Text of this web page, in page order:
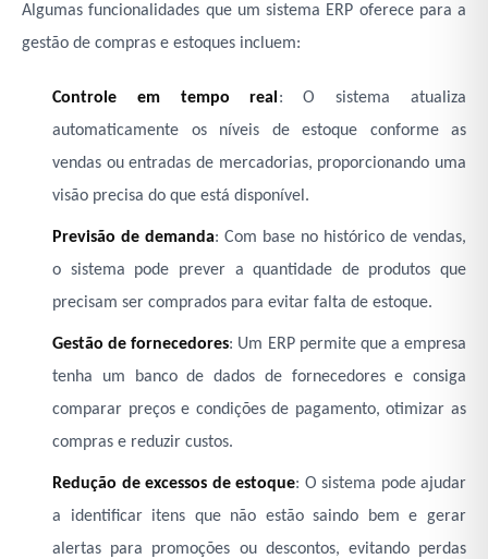
Algumas funcionalidades que um sistema ERP oferece para a
gestão de compras e estoques incluem:
Controle em tempo real : O sistema atualiza
automaticamente os níveis de estoque conforme as
vendas ou entradas de mercadorias, proporcionando uma
visão precisa do que está disponível.
Previsão de demanda: Com base no histórico de vendas,
o sistema pode prever a quantidade de produtos que
precisam ser comprados para evitar falta de estoque.
Gestão de fornecedores: Um ERP permite que a empresa
tenha um banco de dados de fornecedores e consiga
comparar preços e condições de pagamento, otimizar as
compras e reduzir custos.
Redução de excessos de estoque: O sistema pode ajudar
a identificar itens que não estão saindo bem e gerar
alertas para promoções ou descontos, evitando perdas